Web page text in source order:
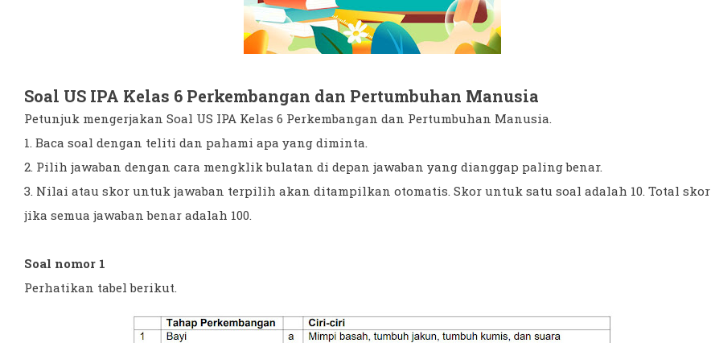
Soal US IPA Kelas 6 Perkembangan dan Pertumbuhan Manusia
Petunjuk mengerjakan Soal US IPA Kelas 6 Perkembangan dan Pertumbuhan Manusia.
1. Baca soal dengan teliti dan pahami apa yang diminta.
2. Pilih jawaban dengan cara mengklik bulatan di depan jawaban yang dianggap paling benar.
3. Nilai atau skor untuk jawaban terpilih akan ditampilkan otomatis. Skor untuk satu soal adalah 10. Total skor
jika semua jawaban benar adalah 100.
Soal nomor 1
Perhatikan tabel berikut.